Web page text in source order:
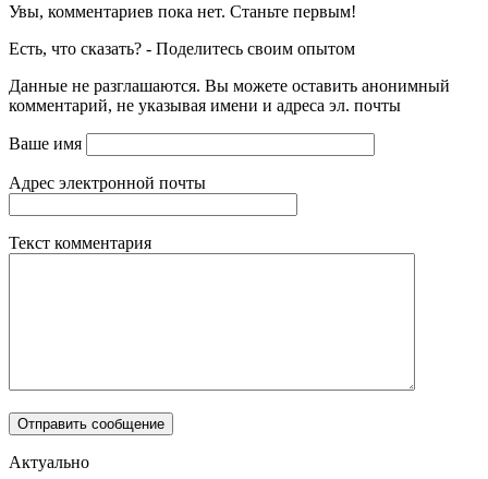
Увы, комментариев пока нет. Станьте первым!
Есть, что сказать? - Поделитесь своим опытом
Данные не разглашаются. Вы можете оставить анонимный
комментарий, не указывая имени и адреса эл. почты
Ваше имя
Адрес электронной почты
Текст комментария
Актуально